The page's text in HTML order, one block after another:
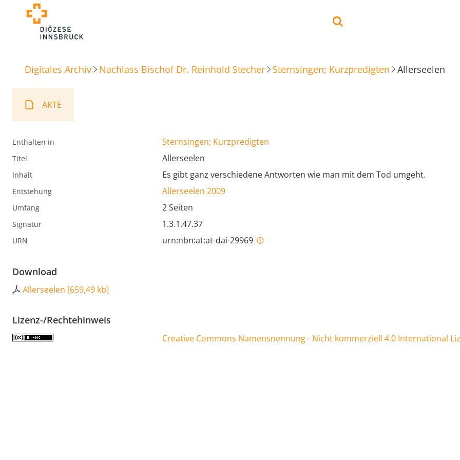
Digitales Archiv Nachlass Bischof Dr. Reinhold Stecher Sternsingen; Kurzpredigten Allerseelen
AKTE
Enthalten in Sternsingen; Kurzpredigten
Titel Allerseelen
Inhalt Es gibt ganz verschiedene Antworten wie man mit dem Tod umgeht.
Entstehung Allerseelen 2009
Umfang 2 Seiten
Signatur 1.3.1.47.37
URN urn:nbn:at:at-dai-29969
Download
Allerseelen [659,49 kb]
Lizenz-/Rechtehinweis
Creative Commons Namensnennung - Nicht kommerziell 4.0 International